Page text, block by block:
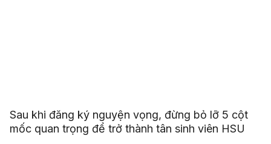
Sau khi đăng ký nguyện vọng, đừng bỏ lỡ 5 cột
mốc quan trọng để trở thành tân sinh viên HSU